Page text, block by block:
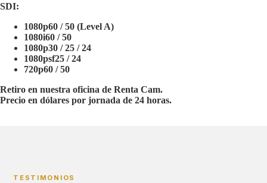
SDI:
1080p60 / 50 (Level A)
1080i60 / 50
1080p30 / 25 / 24
1080psf25 / 24
720p60 / 50
Retiro en nuestra oficina de Renta Cam.
Precio en dólares por jornada de 24 horas.
TESTIMONIOS